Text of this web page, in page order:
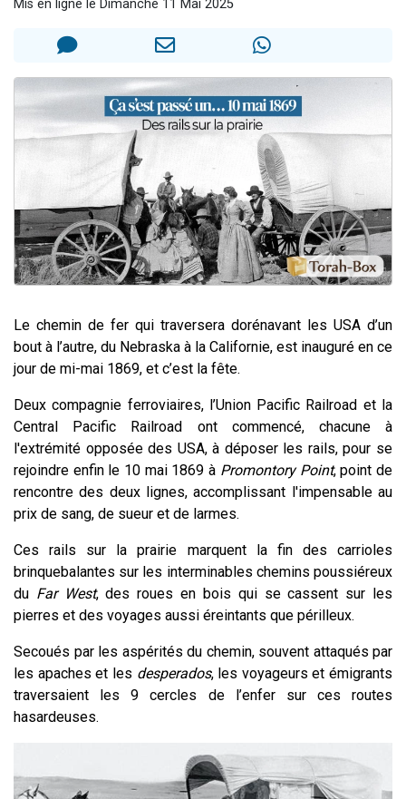
Il reste 49 places pour étudier en groupe sur Zoom
Eva vient de donner son Maasser
Mis en ligne le Dimanche 11 Mai 2025
Le chemin de fer qui traversera dorénavant les USA d’un
bout à l’autre, du Nebraska à la Californie, est inauguré en ce
jour de mi-mai 1869, et c’est la fête.
Deux compagnie ferroviaires, l’Union Pacific Railroad et la
Central Pacific Railroad ont commencé, chacune à
l'extrémité opposée des USA, à déposer les rails, pour se
rejoindre enfin le 10 mai 1869 à Promontory Point, point de
rencontre des deux lignes, accomplissant l'impensable au
prix de sang, de sueur et de larmes.
Ces rails sur la prairie marquent la fin des carrioles
brinquebalantes sur les interminables chemins poussiéreux
du Far West, des roues en bois qui se cassent sur les
pierres et des voyages aussi éreintants que périlleux.
Secoués par les aspérités du chemin, souvent attaqués par
les apaches et les desperados, les voyageurs et émigrants
traversaient les 9 cercles de l’enfer sur ces routes
hasardeuses.